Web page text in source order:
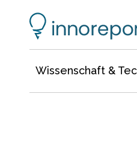
Wissenschaft &